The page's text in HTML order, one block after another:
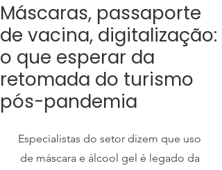
Máscaras, passaporte
de vacina, digitalização:
o que esperar da
retomada do turismo
pós-pandemia
Especialistas do setor dizem que uso
de máscara e álcool gel é legado da